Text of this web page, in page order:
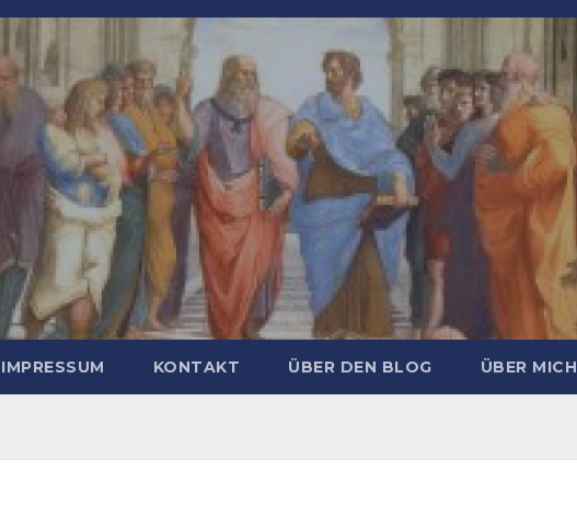
IMPRESSUM KONTAKT ÜBER DEN BLOG ÜBER MICH